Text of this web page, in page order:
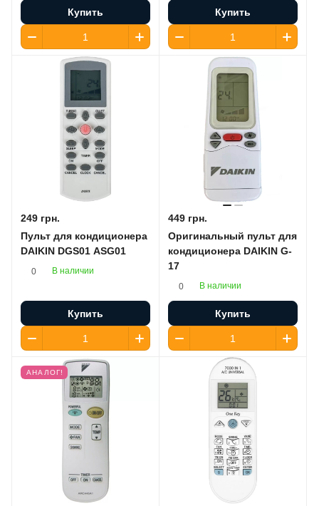
Купить Купить
249 грн.
Пульт для кондиционера
DAIKIN DGS01 ASG01
0 В наличии
Купить
449 грн.
Оригинальный пульт для
кондиционера DAIKIN G-
17
0 В наличии
Купить
АНАЛОГ!